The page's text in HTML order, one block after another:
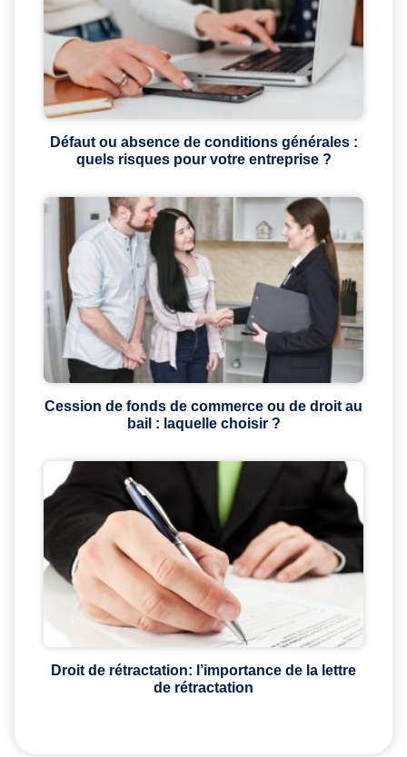
Défaut ou absence de conditions générales :
quels risques pour votre entreprise ?
Cession de fonds de commerce ou de droit au
bail : laquelle choisir ?
Droit de rétractation: l’importance de la lettre
de rétractation